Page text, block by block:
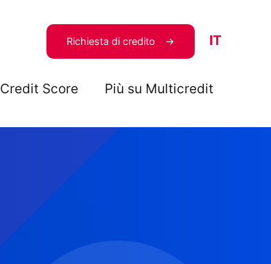
Richiesta di credito IT
Credit Score Più su Multicredit